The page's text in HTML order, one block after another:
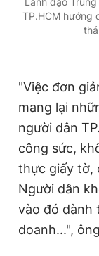
Phó tổng biên
Phó tổng biên
Phó tổng biên
Tổng thư ký tòa
© 2003-2026 Bản
chép dưới mọi
bản. Phát triển
TP.HCM hướng
"Việc đơn
mang lại
người dân
công sức,
thực giấy tờ,
Người dân
vào đó dành
doanh...",